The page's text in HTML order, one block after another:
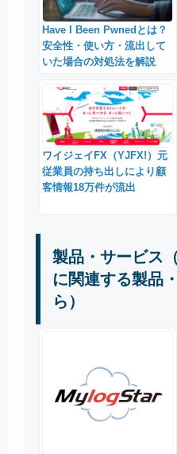
Have I Been Pwnedとは？
安全性・使い方・流出して
いた場合の対処法を解説
ワイジェイFX（YJFX!）元
従業員の持ち出しにより顧
客情報18万件が流出
製品・サービス
に関連する製品
ら）